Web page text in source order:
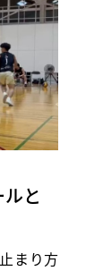
と
まり方